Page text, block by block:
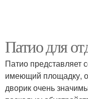
Патио для
Патио представляет
имеющий площадку,
дворик очень